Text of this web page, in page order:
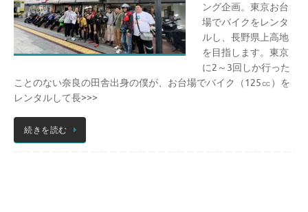
ング企画。東京お台
場でバイクをレンタ
ルし、長野県上高地
を目指します。東京
に2～3回しか行った
ことのない奈良の田舎出身の僕が、お台場でバイク（125㏄）を
レンタルして長>>>
続きを読む